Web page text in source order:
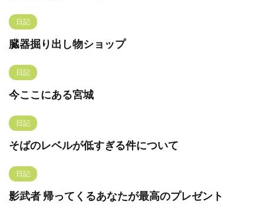
日記
臓器掘り出し物ショップ
日記
今ここにある宮城
日記
そばのレベルが低すぎる件について
日記
影武者 帰ってくるあなたが最高のプレゼント